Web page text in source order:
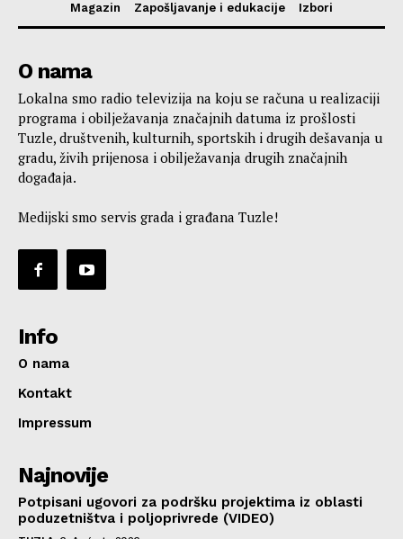
Magazin
Zapošljavanje i edukacije Izbori
O nama
Lokalna smo radio televizija na koju se računa u realizaciji
programa i obilježavanja značajnih datuma iz prošlosti
Tuzle, društvenih, kulturnih, sportskih i drugih dešavanja u
gradu, živih prijenosa i obilježavanja drugih značajnih
događaja.
Medijski smo servis grada i građana Tuzle!
Info
O nama
Kontakt
Impressum
Najnovije
Potpisani ugovori za podršku projektima iz oblasti
poduzetništva i poljoprivrede (VIDEO)